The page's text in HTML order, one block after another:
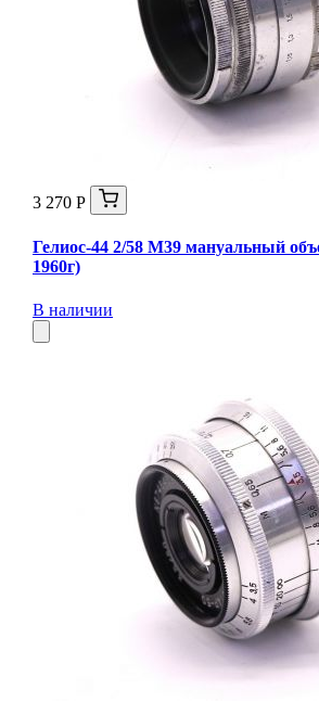
3 270 Р
Гелиос-44 2/58 М39 мануальный
1960г)
В наличии